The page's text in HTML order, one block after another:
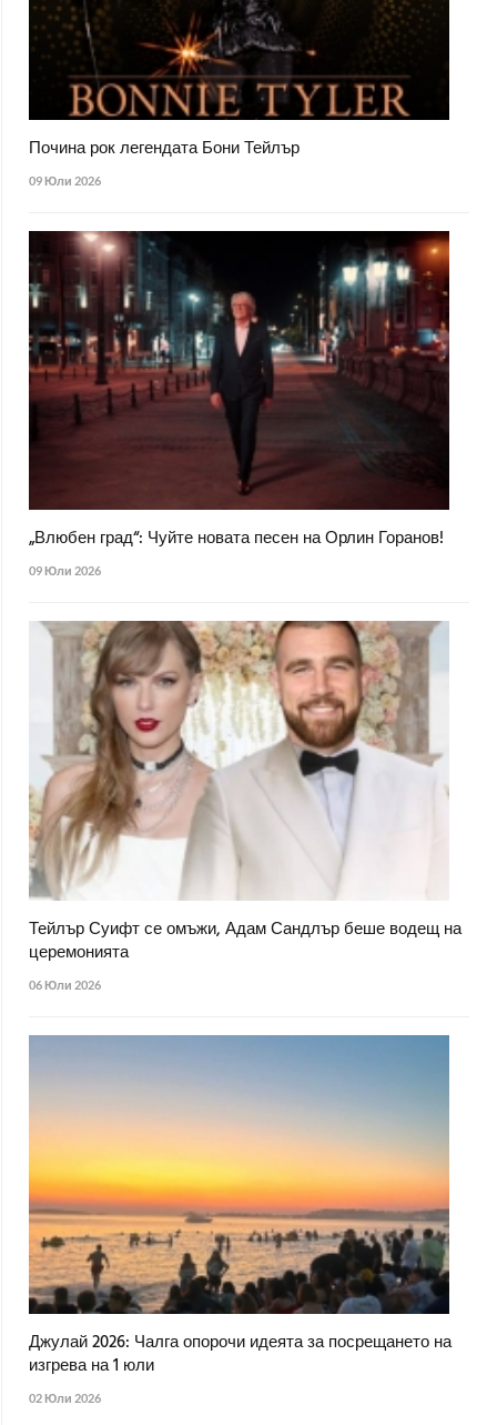
Почина рок легендата Бони Тейлър
09 Юли 2026
„Влюбен град“: Чуйте новата песен на Орлин Горанов!
09 Юли 2026
Тейлър Суифт се омъжи, Адам Сандлър беше водещ на
церемонията
06 Юли 2026
Джулай 2026: Чалга опорочи идеята за посрещането на
изгрева на 1 юли
02 Юли 2026